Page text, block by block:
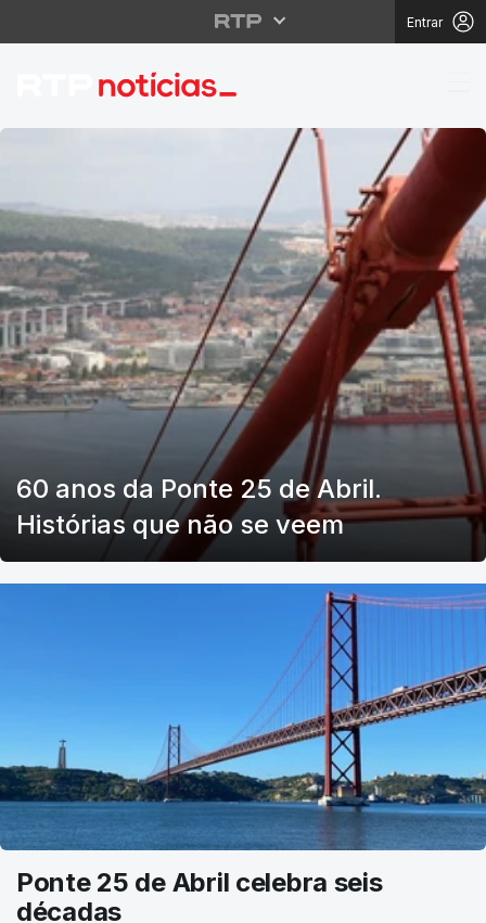
Entrar
RTP Notícias
60 anos da Ponte 25 de Abril.
Histórias que não se veem
Ponte 25 de Abril celebra seis
décadas